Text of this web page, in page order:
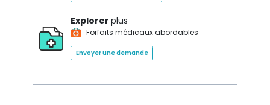
Explorer plus
Forfaits médicaux abordables
Envoyer une demande